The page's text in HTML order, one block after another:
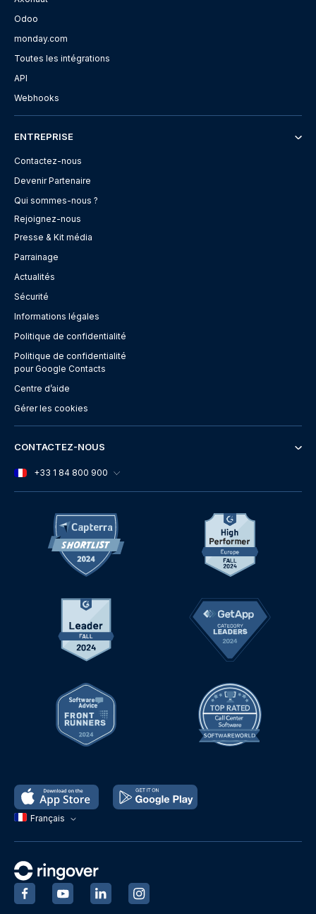
Français
Odoo
monday.com
Toutes les intégrations
API
Webhooks
ENTREPRISE
Contactez-nous
Devenir Partenaire
Qui sommes-nous ?
Rejoignez-nous
Presse & Kit média
Parrainage
Actualités
Sécurité
Informations légales
Politique de confidentialité
Politique de confidentialité
pour Google Contacts
Centre d’aide
Gérer les cookies
CONTACTEZ-NOUS
+33 1 84 800 900